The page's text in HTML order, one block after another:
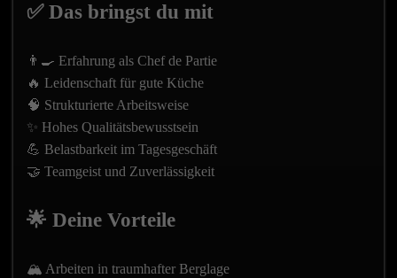
✅ Das bringst du mit
👨‍🍳 Erfahrung als Chef de Partie
🔥 Leidenschaft für gute Küche
🧠 Strukturierte Arbeitsweise
✨ Hohes Qualitätsbewusstsein
💪 Belastbarkeit im Tagesgeschäft
🤝 Teamgeist und Zuverlässigkeit
🌟 Deine Vorteile
🏔️ Arbeiten in traumhafter Berglage